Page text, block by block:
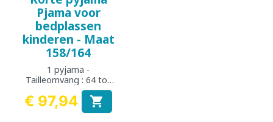
Pjama voor
bedplassen
kinderen - Maat
158/164
1 pyjama -
Tailleomvang : 64 tot
Prijs
€ 97,94 